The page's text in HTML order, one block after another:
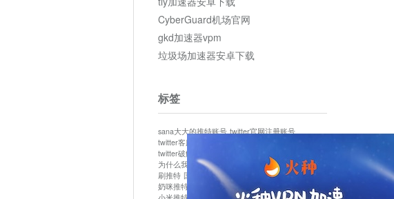
CyberGuard机场官网
gkd加速器vpm
垃圾场加速器安卓下载
标签
sana大大的推特账号 twitter官网注册账号
twitter客服
twitter破解版下载
为什么我推特无法保存设置
作者sana推特是什么
刷推特 国内为什么不能用twitter 国内能用twitter吗
奶咪推特
如何找回推特密码